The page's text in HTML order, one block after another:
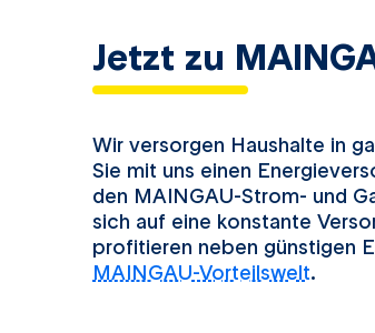
Jetzt zu
Wir versorgen Haushalte in
Sie mit uns einen
den MAINGAU-Strom- und
sich auf eine konstante
profitieren neben günstigen
MAINGAU-Vorteilswelt.